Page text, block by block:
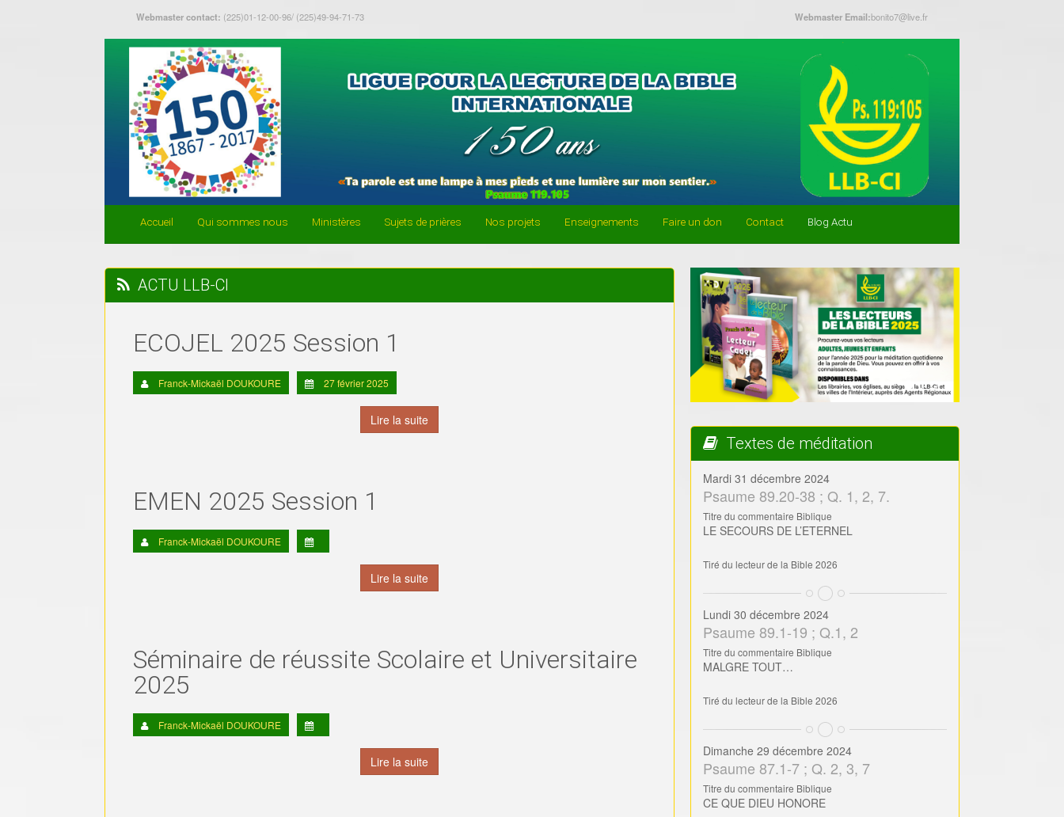
Webmaster contact: (225)01-12-00-96/ (225)49-94-71-73 Webmaster Email:bonito7@live.fr
Accueil Qui sommes nous Ministères Sujets de prières Nos projets Enseignements Faire un don Contact Blog Actu
ACTU LLB-CI
ECOJEL 2025 Session 1
Franck-Mickaël DOUKOURE 27 février 2025
Lire la suite
EMEN 2025 Session 1
Franck-Mickaël DOUKOURE
Lire la suite
Séminaire de réussite Scolaire et Universitaire
2025
Franck-Mickaël DOUKOURE
Lire la suite
Textes de méditation
Mardi 31 décembre 2024
Psaume 89.20-38 ; Q. 1, 2, 7.
Titre du commentaire Biblique
LE SECOURS DE L’ETERNEL
Tiré du lecteur de la Bible 2026
Lundi 30 décembre 2024
Psaume 89.1-19 ; Q.1, 2
Titre du commentaire Biblique
MALGRE TOUT…
Tiré du lecteur de la Bible 2026
Dimanche 29 décembre 2024
Psaume 87.1-7 ; Q. 2, 3, 7
Titre du commentaire Biblique
CE QUE DIEU HONORE